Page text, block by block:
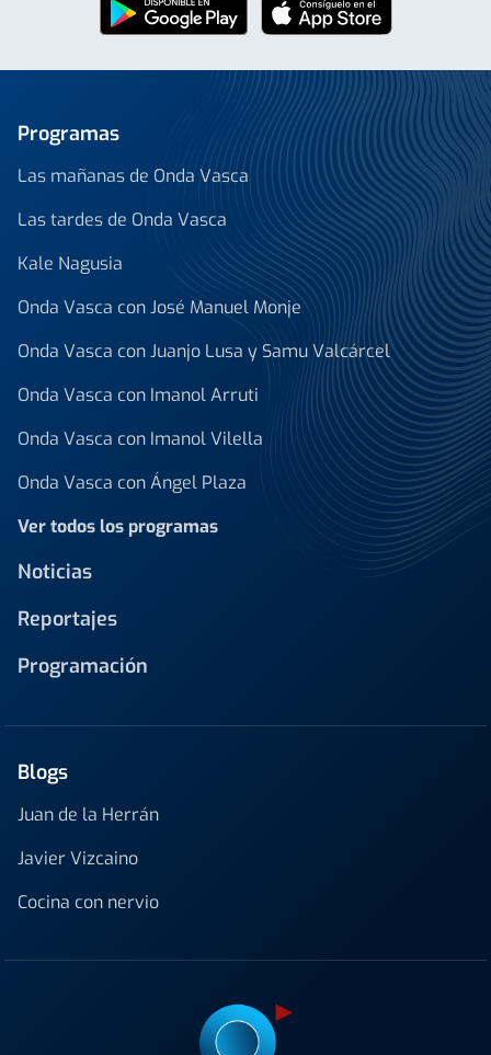
Programas
Las mañanas de Onda Vasca
Las tardes de Onda Vasca
Kale Nagusia
Onda Vasca con José Manuel Monje
Onda Vasca con Juanjo Lusa y Samu Valcárcel
Onda Vasca con Imanol Arruti
Onda Vasca con Imanol Vilella
Onda Vasca con Ángel Plaza
Ver todos los programas
Noticias
Reportajes
Programación
Blogs
Juan de la Herrán
Javier Vizcaino
Cocina con nervio